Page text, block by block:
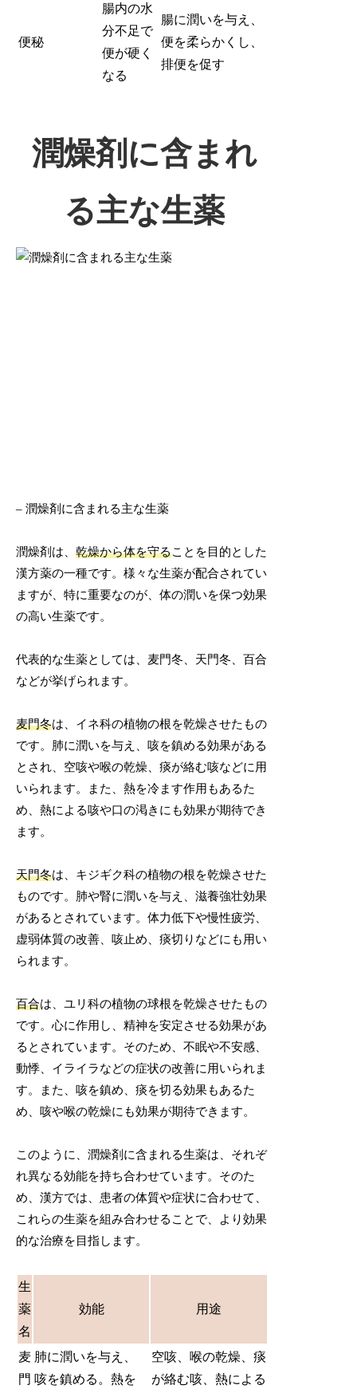
便秘
腸内の水
分不足で
便が硬く
なる
腸に潤いを与え、
便を柔らかくし、
排便を促す
潤燥剤に含まれ
る主な生薬
– 潤燥剤に含まれる主な生薬
潤燥剤は、乾燥から体を守ることを目的とした
漢方薬の一種です。様々な生薬が配合されてい
ますが、特に重要なのが、体の潤いを保つ効果
の高い生薬です。
代表的な生薬としては、麦門冬、天門冬、百合
などが挙げられます。
麦門冬は、イネ科の植物の根を乾燥させたもの
です。肺に潤いを与え、咳を鎮める効果がある
とされ、空咳や喉の乾燥、痰が絡む咳などに用
いられます。また、熱を冷ます作用もあるた
め、熱による咳や口の渇きにも効果が期待でき
ます。
天門冬は、キジギク科の植物の根を乾燥させた
ものです。肺や腎に潤いを与え、滋養強壮効果
があるとされています。体力低下や慢性疲労、
虚弱体質の改善、咳止め、痰切りなどにも用い
られます。
百合は、ユリ科の植物の球根を乾燥させたもの
です。心に作用し、精神を安定させる効果があ
るとされています。そのため、不眠や不安感、
動悸、イライラなどの症状の改善に用いられま
す。また、咳を鎮め、痰を切る効果もあるた
め、咳や喉の乾燥にも効果が期待できます。
このように、潤燥剤に含まれる生薬は、それぞ
れ異なる効能を持ち合わせています。そのた
め、漢方では、患者の体質や症状に合わせて、
これらの生薬を組み合わせることで、より効果
的な治療を目指します。
生
薬
名
効能 用途
麦
門
肺に潤いを与え、
咳を鎮める。熱を
空咳、喉の乾燥、痰
が絡む咳、熱による